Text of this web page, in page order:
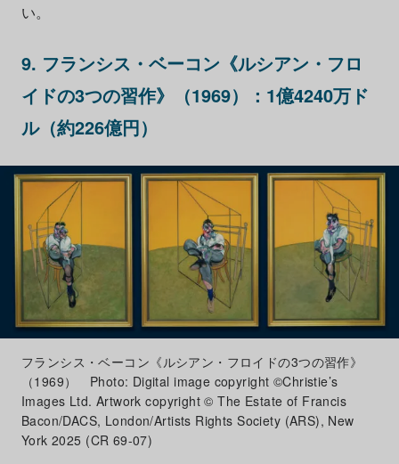
い。
9. フランシス・ベーコン《ルシアン・フロ
イドの3つの習作》（1969）：1億4240万ド
ル（約226億円）
フランシス・ベーコン《ルシアン・フロイドの3つの習作》
（1969） Photo: Digital image copyright ©Christie’s
Images Ltd. Artwork copyright © The Estate of Francis
Bacon/DACS, London/Artists Rights Society (ARS), New
York 2025 (CR 69-07)